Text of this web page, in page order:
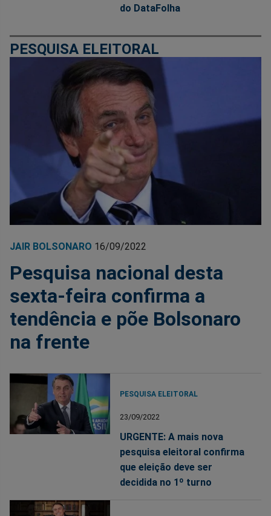
do DataFolha
PESQUISA ELEITORAL
JAIR BOLSONARO 16/09/2022
Pesquisa nacional desta
sexta-feira confirma a
tendência e põe Bolsonaro
na frente
PESQUISA ELEITORAL
23/09/2022
URGENTE: A mais nova
pesquisa eleitoral confirma
que eleição deve ser
decidida no 1º turno